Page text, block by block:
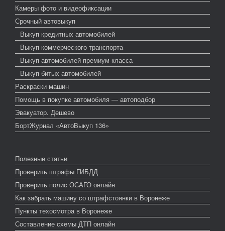
Камеры фото и видеофиксации
Срочный автовыкуп
Выкуп кредитных автомобилей
Выкуп коммерческого транспорта
Выкуп автомобилей премиум-класса
Выкуп битых автомобилей
Раскраски машин
Помощь в покупке автомобиля — автоподбор
Эвакуатор. Дешево
БортЖурнал «АвтоВыкуп 136»
Полезные статьи
Проверить штрафы ГИБДД
Проверить полис ОСАГО онлайн
Как забрать машину со штрафстоянки в Воронеже
Пункты техосмотра в Воронеже
Составление схемы ДТП онлайн